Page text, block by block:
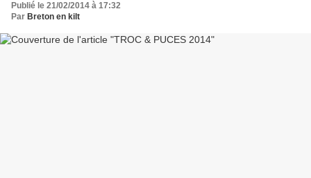
Publié le 21/02/2014 à 17:32
Par Breton en kilt